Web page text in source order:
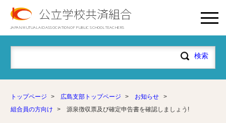
公立学校共済組合
JAPAN MUTUAL AID ASSOCIATION OF PUBLIC SCHOOL TEACHERS
トップページ > 広島支部トップページ > お知らせ
>
組合員の方向け
> 源泉徴収票及び確定申告書を確認しましょう!